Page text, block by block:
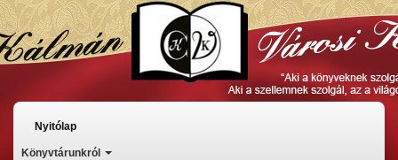
Skoči
na
glavni
sadržaj
Főmenü
Nyitólap
Könyvtárunkról